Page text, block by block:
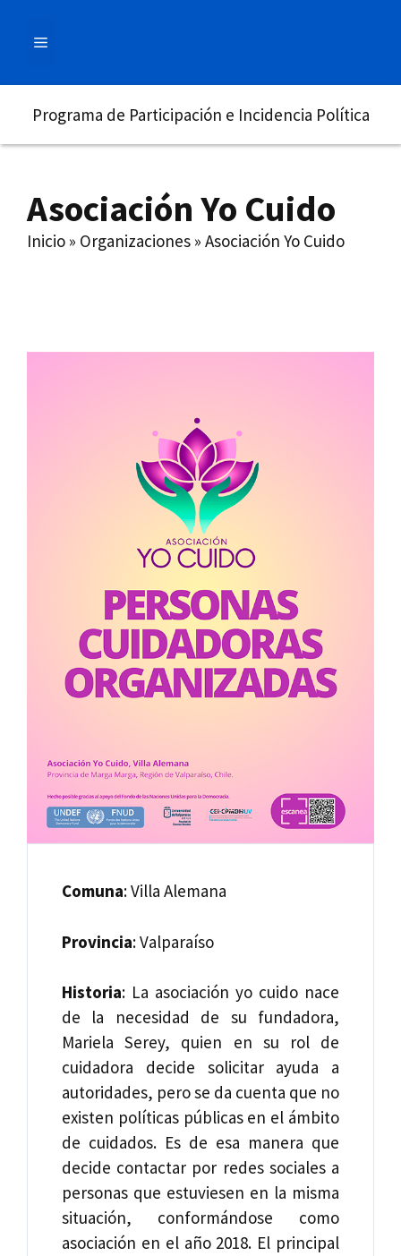
MENÚ
Programa de Participación e Incidencia Política
Asociación Yo Cuido
Inicio » Organizaciones » Asociación Yo Cuido
Comuna: Villa Alemana
Provincia: Valparaíso
Historia: La asociación yo cuido nace
de la necesidad de su fundadora,
Mariela Serey, quien en su rol de
cuidadora decide solicitar ayuda a
autoridades, pero se da cuenta que no
existen políticas públicas en el ámbito
de cuidados. Es de esa manera que
decide contactar por redes sociales a
personas que estuviesen en la misma
situación, conformándose como
asociación en el año 2018. El principal